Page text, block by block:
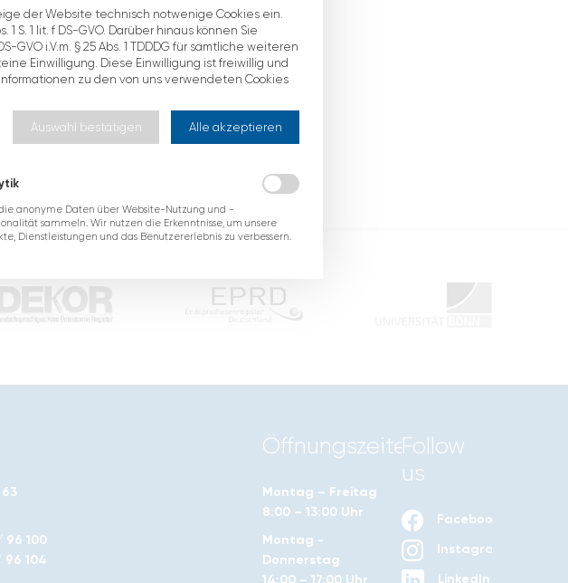
96 100
96 104
Öffnungszeiten
Montag – Freitag
8:00 – 13:00 Uhr
Montag -
Donnerstag
Follow
us
Facebook
Instagram
LinkedIn
der Website technisch notwenige Cookies ein.
S. 1 lit. f DS-GVO. Darüber hinaus können Sie
GVO i.V.m. § 25 Abs. 1 TDDDG für sämtliche weiteren
Einwilligung. Diese Einwilligung ist freiwillig und
zu den von uns verwendeten Cookies
Auswahl bestätigen Alle akzeptieren
die anonyme Daten über Website-Nutzung und -
sammeln. Wir nutzen die Erkenntnisse, um unsere
Dienstleistungen und das Benutzererlebnis zu verbessern.